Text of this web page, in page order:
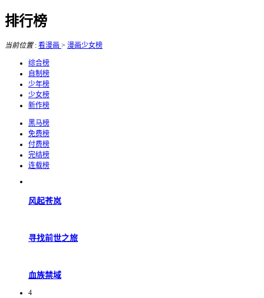
排行榜
当前位置: 看漫画 > 漫画少女榜
综合榜
自制榜
少年榜
少女榜
新作榜
黑马榜
免费榜
付费榜
完结榜
连载榜
风起苍岚
寻找前世之旅
血族禁域
4